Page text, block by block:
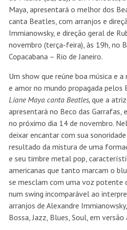
Maya, apresentará o melhor dos
canta Beatles, com arranjos e
Immianowsky, e direção geral de
novembro (terça-feira), às 19h, no
Copacabana – Rio de Janeiro.
Um show que reúne boa música e a
e amor no mundo propagada pelos
Liane Maya canta Beatles, que a
apresentará no Beco das Garrafas,
no próximo dia 14 de novembro.
deixar encantar com sua
resultado da mistura de uma
e seu timbre metal pop,
americanas que tanto marcam o
se mesclam com uma voz potente
num swing incomparável ao
arranjos de Alexandre
Bossa, Jazz, Blues, Soul, em versão